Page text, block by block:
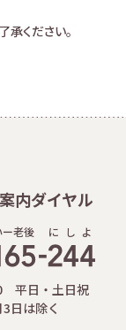
ください。
内ダイヤル
ー老後 に し よ
平日・土日祝
日は除く